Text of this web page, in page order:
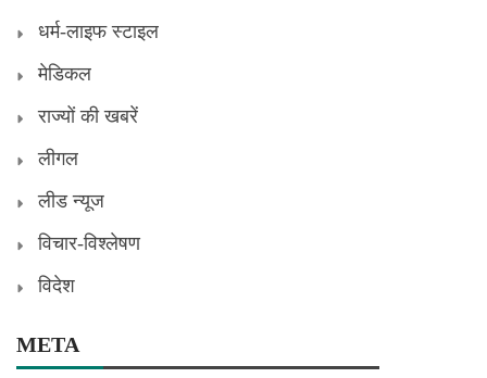
धर्म-लाइफ स्टाइल
मेडिकल
राज्यों की खबरें
लीगल
लीड न्यूज
विचार-विश्लेषण
विदेश
META